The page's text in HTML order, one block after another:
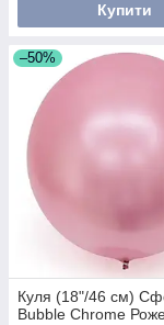
Купити
–50%
Куля (18"/46 см)
Bubble Chrome